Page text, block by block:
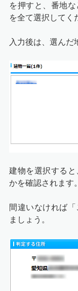
を押すと、番地
を全て選択してく
入力後は、選んだ
建物を選択する
かを確認されます。
間違いなければ
ましょう。